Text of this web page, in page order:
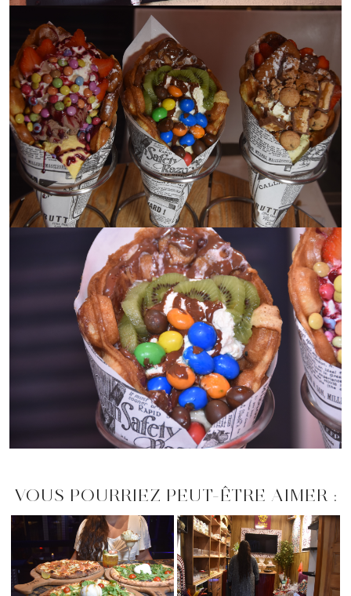
VOUS POURRIEZ PEUT-ÊTRE AIMER :